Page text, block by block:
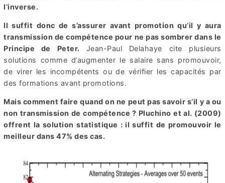
l’inverse.
Il suffit donc de s’assurer avant promotion qu’il y aura
transmission de compétence pour ne pas sombrer dans le
Principe de Peter. Jean-Paul Delahaye cite plusieurs
solutions comme d’augmenter le salaire sans promouvoir,
de virer les incompétents ou de vérifier les capacités par
des formations avant promotions.
Mais comment faire quand on ne peut pas savoir s’il y a ou
non transmission de compétence ? Pluchino et al. (2009)
offrent la solution statistique : il suffit de promouvoir le
meilleur dans 47% des cas.